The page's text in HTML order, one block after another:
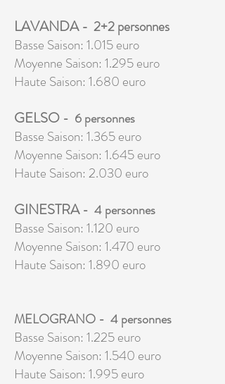
LAVANDA- 2+2 personnes
Basse Saison: 1.015 euro
Moyenne Saison: 1.295 euro
Haute Saison: 1.680 euro
GELSO - 6 personnes
Basse Saison: 1.365 euro
Moyenne Saison: 1.645 euro
Haute Saison: 2.030 euro
GINESTRA- 4 personnes
Basse Saison: 1.120 euro
Moyenne Saison: 1.470 euro
Haute Saison: 1.890 euro
MELOGRANO - 4 personnes
Basse Saison: 1.225 euro
Moyenne Saison: 1.540 euro
Haute Saison: 1.995 euro